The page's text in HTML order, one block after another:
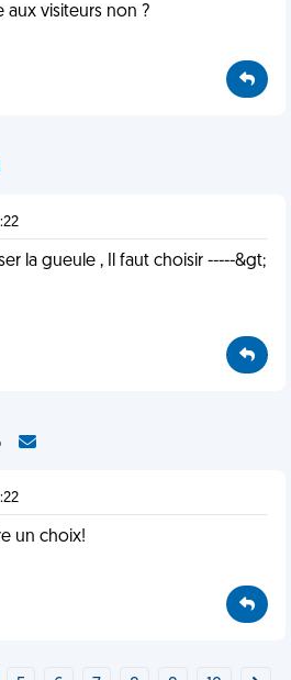
aux visiteurs non ?
la gueule , Il faut choisir -----&gt;
un choix!